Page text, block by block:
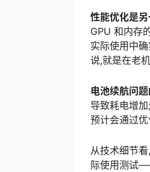
性能优化是另
GPU 和内存
实际使用中
说,就是在老
电池续航问题
导致耗电增
预计会通过
从技术细节
际使用测试